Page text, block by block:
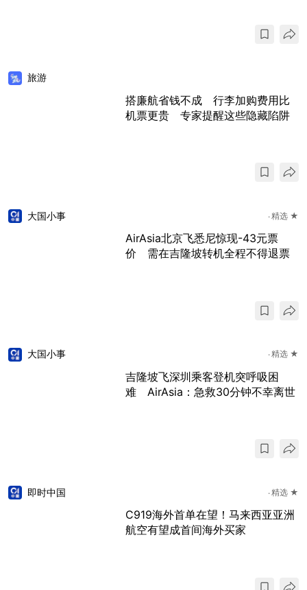
旅游
搭廉航省钱不成 行李加购费用比
机票更贵 专家提醒这些隐藏陷阱
大国小事 精选 ★
AirAsia北京飞悉尼惊现-43元票
价 需在吉隆坡转机全程不得退票
大国小事 精选 ★
吉隆坡飞深圳乘客登机突呼吸困
难 AirAsia：急救30分钟不幸离世
即时中国 精选 ★
C919海外首单在望！马来西亚亚洲
航空有望成首间海外买家